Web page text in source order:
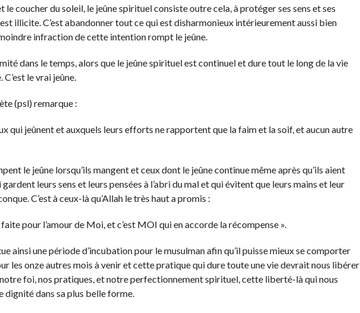
le coucher du soleil, le jeûne spirituel consiste outre cela, à protéger ses sens et ses
illicite. C’est abandonner tout ce qui est disharmonieux intérieurement aussi bien
infraction de cette intention rompt le jeûne.
dans le temps, alors que le jeûne spirituel est continuel et dure tout le long de la vie
le vrai jeûne.
(psl) remarque :
qui jeûnent et auxquels leurs efforts ne rapportent que la faim et la soif, et aucun autre
le jeûne lorsqu’ils mangent et ceux dont le jeûne continue même après qu’ils aient
leurs sens et leurs pensées à l’abri du mal et qui évitent que leurs mains et leur
C’est à ceux-là qu’Allah le très haut a promis :
pour l’amour de Moi, et c’est MOI qui en accorde la récompense ».
ainsi une période d’incubation pour le musulman afin qu’il puisse mieux se comporter
les onze autres mois à venir et cette pratique qui dure toute une vie devrait nous libérer
foi, nos pratiques, et notre perfectionnement spirituel, cette liberté-là qui nous
dignité dans sa plus belle forme.